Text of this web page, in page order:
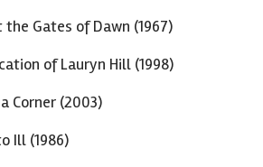
Gates of Dawn (1967)
of Lauryn Hill (1998)
Corner (2003)
Ill (1986)